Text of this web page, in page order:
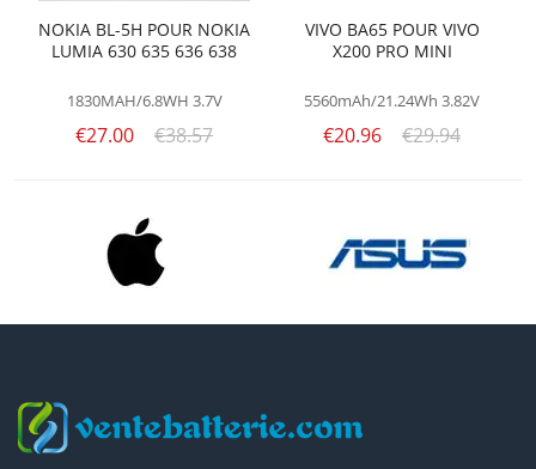
NOKIA BL-5H POUR NOKIA
LUMIA 630 635 636 638
1830MAH/6.8WH 3.7V
€27.00 €38.57
VIVO BA65 POUR VIVO
X200 PRO MINI
5560mAh/21.24Wh 3.82V
€20.96 €29.94